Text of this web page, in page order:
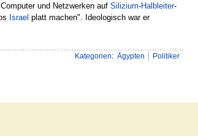
und Netzwerken auf Silizium-Halbleiter-
Israel platt machen". Ideologisch war er
Kategorien: Ägypten Politiker